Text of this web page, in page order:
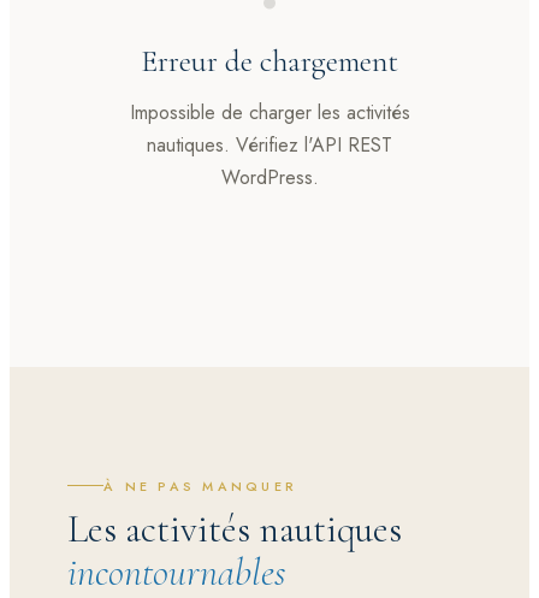
Erreur de chargement
Impossible de charger les activités
nautiques. Vérifiez l'API REST
WordPress.
À NE PAS MANQUER
Les activités nautiques
incontournables